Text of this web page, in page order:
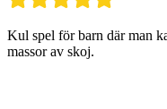
Kul spel för barn där man
massor av skoj.